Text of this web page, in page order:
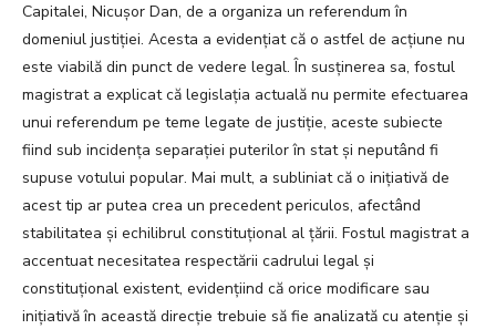
Capitalei, Nicușor Dan, de a organiza un referendum în
domeniul justiției. Acesta a evidențiat că o astfel de acțiune nu
este viabilă din punct de vedere legal. În susținerea sa, fostul
magistrat a explicat că legislația actuală nu permite efectuarea
unui referendum pe teme legate de justiție, aceste subiecte
fiind sub incidența separației puterilor în stat și neputând fi
supuse votului popular. Mai mult, a subliniat că o inițiativă de
acest tip ar putea crea un precedent periculos, afectând
stabilitatea și echilibrul constituțional al țării. Fostul magistrat a
accentuat necesitatea respectării cadrului legal și
constituțional existent, evidențiind că orice modificare sau
inițiativă în această direcție trebuie să fie analizată cu atenție și